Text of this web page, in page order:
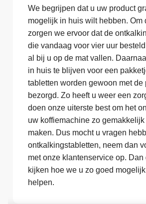
We begrijpen dat u uw product
mogelijk in huis wilt hebben. Om
zorgen we ervoor dat de
die vandaag voor vier uur
al bij u op de mat vallen.
in huis te blijven voor een
tabletten worden gewoon met de
bezorgd. Zo heeft u weer een
doen onze uiterste best om het
uw koffiemachine zo
maken. Dus mocht u vragen
ontkalkingstabletten, neem dan
met onze klantenservice op. Dan
kijken hoe we u zo goed
helpen.